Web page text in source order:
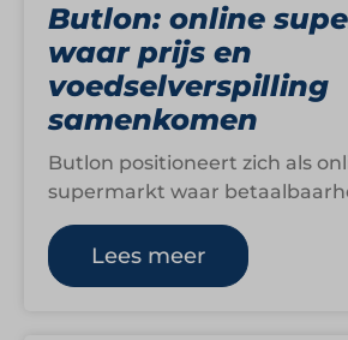
Butlon: online
waar prijs en
voedselverspilling
samenkomen
Butlon positioneert zich als
supermarkt waar
duurzaamheid samenkomen
retailmodel. De organisatie
Lees meer